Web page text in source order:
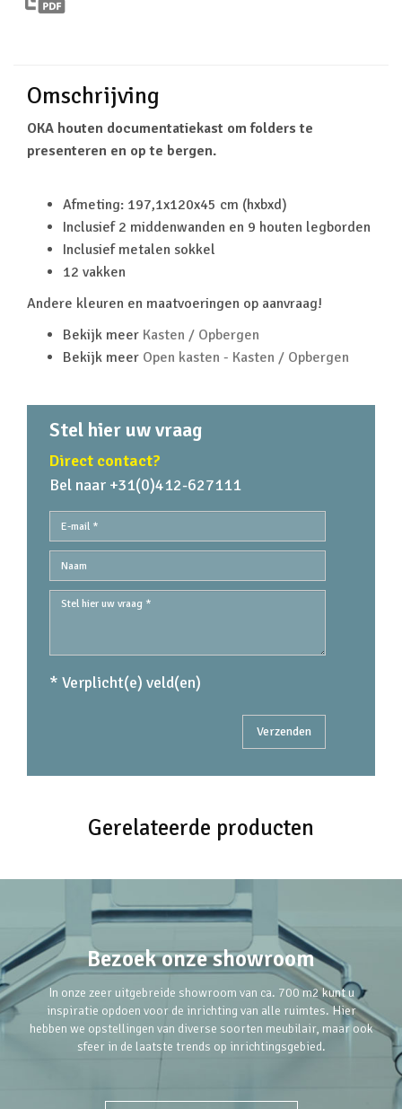
Omschrijving
OKA houten documentatiekast om folders te
presenteren en op te bergen.
Afmeting: 197,1x120x45 cm (hxbxd)
Inclusief 2 middenwanden en 9 houten legborden
Inclusief metalen sokkel
12 vakken
Andere kleuren en maatvoeringen op aanvraag!
Bekijk meer Kasten / Opbergen
Bekijk meer Open kasten - Kasten / Opbergen
Stel hier uw vraag
Direct contact?
Bel naar +31(0)412-627111
* Verplicht(e) veld(en)
Gerelateerde producten
Bezoek onze showroom
In onze zeer uitgebreide showroom van ca. 700 m2 kunt u
inspiratie opdoen voor de inrichting van alle ruimtes. Hier
hebben we opstellingen van diverse soorten meubilair, maar ook
sfeer in de laatste trends op inrichtingsgebied.